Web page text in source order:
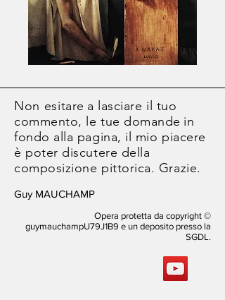
Non esitare a lasciare il tuo
commento, le tue domande in
fondo alla pagina, il mio piacere
è poter discutere della
composizione pittorica. Grazie.
Guy MAUCHAMP
Opera protetta da copyright ©
guymauchampU79J1B9 e un deposito presso la
SGDL.